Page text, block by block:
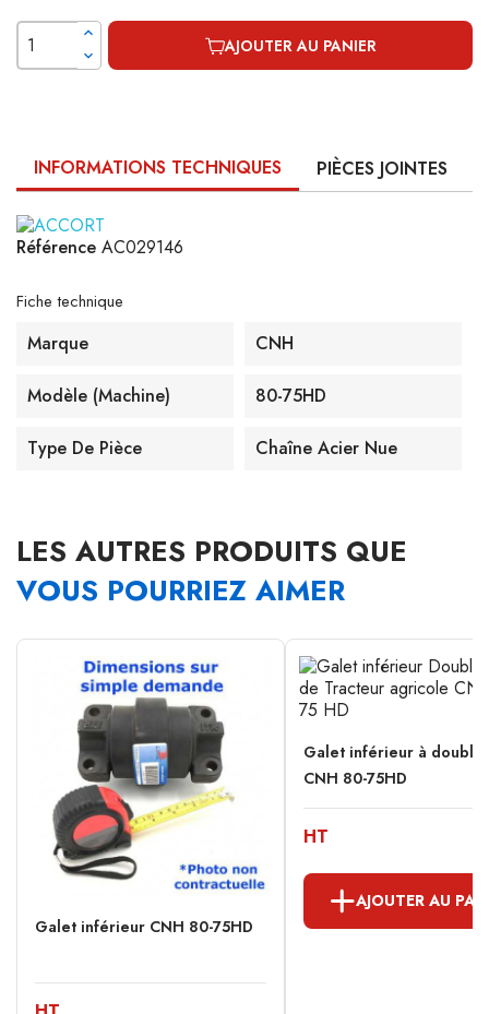
AJOUTER AU PANIER
INFORMATIONS TECHNIQUES PIÈCES JOINTES
Référence AC029146
Fiche technique
Marque CNH
Modèle (machine) 80-75HD
Type De Pièce Chaîne Acier Nue
LES AUTRES PRODUITS QUE
VOUS POURRIEZ AIMER
Galet inférieur CNH 80-75HD
Galet inférieur à
CNH 80-75HD
HT
AJOUTER AU